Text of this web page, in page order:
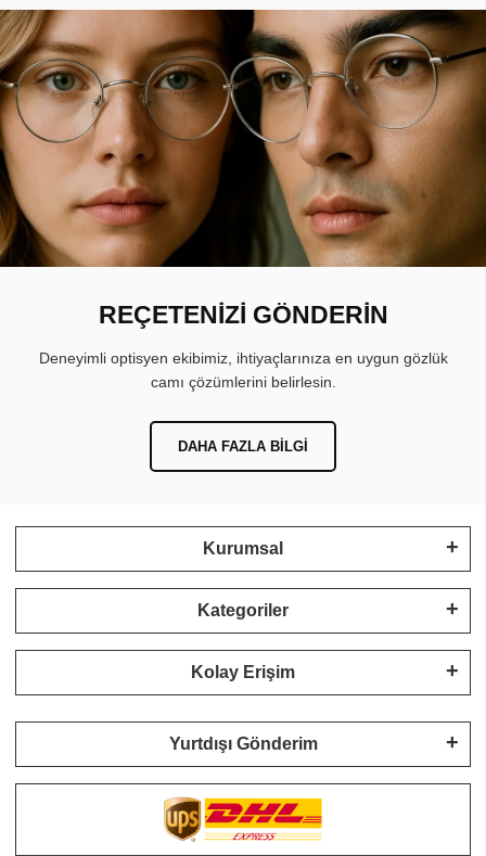
REÇETENİZİ GÖNDERİN
Deneyimli optisyen ekibimiz, ihtiyaçlarınıza en uygun gözlük
camı çözümlerini belirlesin.
DAHA FAZLA BILGI
Kurumsal
Kategoriler
Kolay Erişim
Yurtdışı Gönderim